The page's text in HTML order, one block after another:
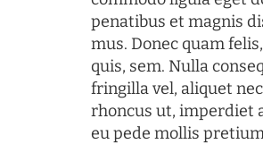
penatibus et magnis
mus. Donec quam
quis, sem. Nulla
fringilla vel, aliquet
rhoncus ut, imperdiet
eu pede mollis